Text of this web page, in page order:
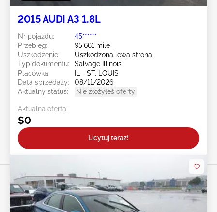
2015 AUDI A3 1.8L
Nr pojazdu:
45******
Przebieg:
95,681 mile
Uszkodzenie:
Uszkodzona lewa strona
Typ dokumentu:
Salvage Illinois
Placówka:
IL - ST. LOUIS
Data sprzedaży:
08/11/2026
Aktualny status:
Nie złożyłeś oferty
Aktualna oferta:
$0
Licytuj teraz!